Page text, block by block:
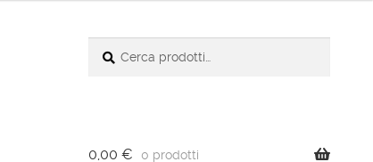
0,00 € 0 prodotti